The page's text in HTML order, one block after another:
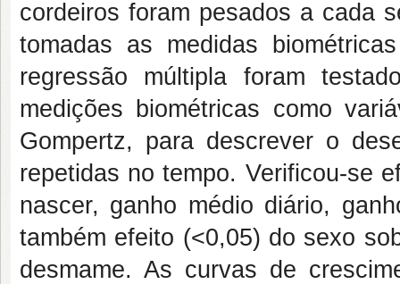
cordeiros foram pesados a cada
tomadas as medidas
regressão múltipla foram
medições biométricas como
Gompertz, para descrever o
repetidas no tempo. Verificou-se
nascer, ganho médio diário,
também efeito (<0,05) do sexo
desmame. As curvas de